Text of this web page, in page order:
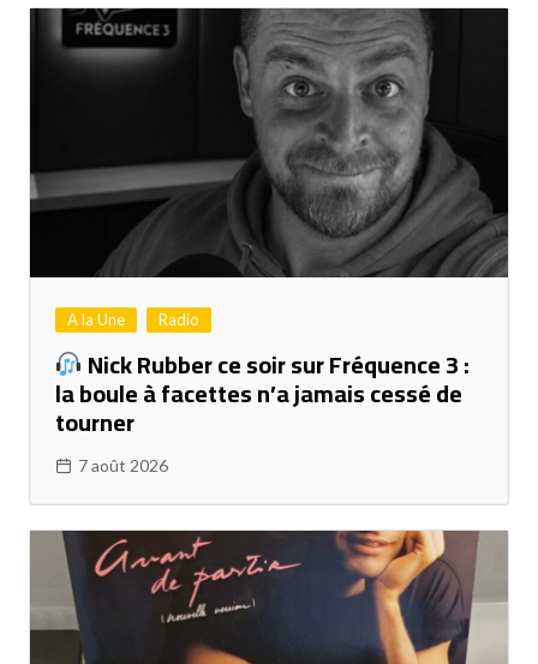
A la Une Radio
Nick Rubber ce soir sur Fréquence 3 :
la boule à facettes n’a jamais cessé de
tourner
7 août 2026